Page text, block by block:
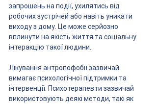
запрошень на події, ухилятись від
робочих зустрічей або навіть уникати
виходу з дому. Це може серйозно
вплинути на якість життя та соціальну
інтеракцію такої людини.
Лікування антропофобії зазвичай
вимагає психологічної підтримки та
інтервенції. Психотерапевти зазвичай
використовують деякі методи, такі як